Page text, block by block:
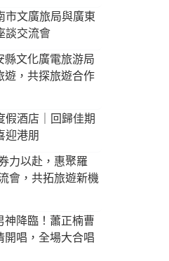
市文廣旅局與廣東
談交流會
縣文化廣電旅游局
遊，共探旅遊合作
假酒店｜回歸佳期
迎港朋
力以赴，惠聚羅
會，共拓旅遊新機
神降臨！蕭正楠曹
開唱，全場大合唱